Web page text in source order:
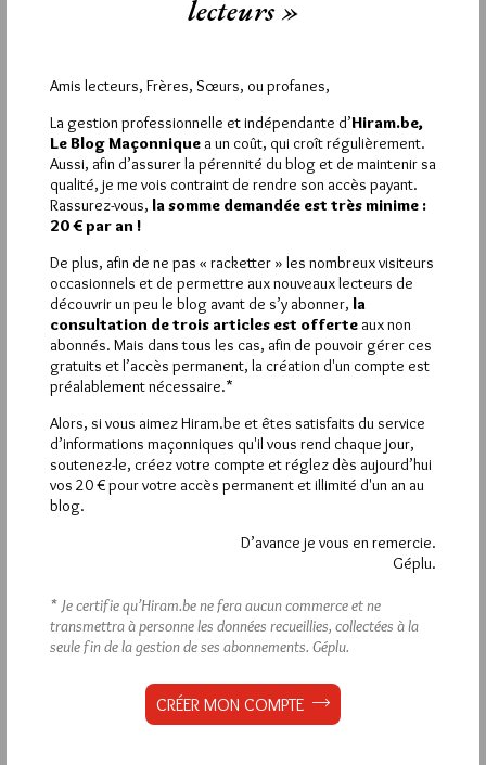
La rédaction de commentaires est
réservée aux abonnés.
Si vous souhaitez rédiger des
commentaires, vous devez :
VOUS INSCRIRE
Déjà inscrit(e) ?Connectez-vous
Hier samedi 8 août 2026, Hiram.be a reçu 1 698 visites
et2 926 pages ont été lues (Source : Pirsch.io)
lecteurs »
Amis lecteurs, Frères, Sœurs, ou profanes,
La gestion professionnelle et indépendante d’Hiram.be,
Le Blog Maçonnique a un coût, qui croît régulièrement.
Aussi, afin d’assurer la pérennité du blog et de maintenir sa
qualité, je me vois contraint de rendre son accès payant.
Rassurez-vous, la somme demandée est très minime :
20 € par an !
De plus, afin de ne pas « racketter » les nombreux visiteurs
occasionnels et de permettre aux nouveaux lecteurs de
découvrir un peu le blog avant de s’y abonner, la
consultation de trois articles est offerte aux non
abonnés. Mais dans tous les cas, afin de pouvoir gérer ces
gratuits et l’accès permanent, la création d'un compte est
préalablement nécessaire.*
Alors, si vous aimez Hiram.be et êtes satisfaits du service
d’informations maçonniques qu'il vous rend chaque jour,
soutenez-le, créez votre compte et réglez dès aujourd’hui
vos 20 € pour votre accès permanent et illimité d'un an au
blog.
D’avance je vous en remercie.
Géplu.
* Je certifie qu’Hiram.be ne fera aucun commerce et ne
transmettra à personne les données recueillies, collectées à la
seule fin de la gestion de ses abonnements. Géplu.
CRÉER MON COMPTE